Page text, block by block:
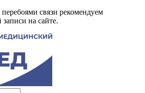
связи рекомендуем
на сайте.